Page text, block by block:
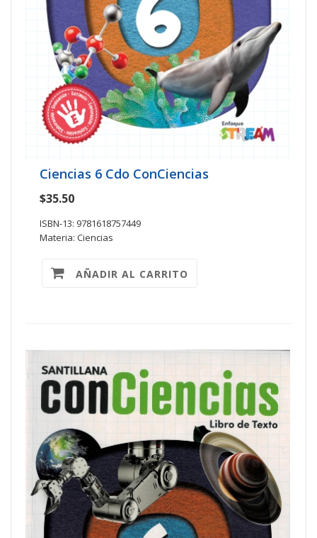
Ciencias 6 Cdo ConCiencias
$35.50
ISBN-13: 9781618757449
Materia: Ciencias
AÑADIR AL CARRITO